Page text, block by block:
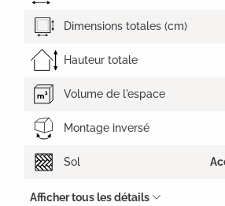
Dimensions totales (cm)
Hauteur totale
Volume de l'espace
Montage inversé
Sol
Afficher tous les détails